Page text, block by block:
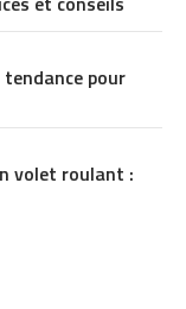
pour
volet roulant :